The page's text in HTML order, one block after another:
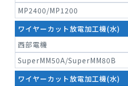
MP2400/MP1200
ワイヤーカット放電加工機(水)
西部電機
SuperMM50A/SuperMM80B
ワイヤーカット放電加工機(水)